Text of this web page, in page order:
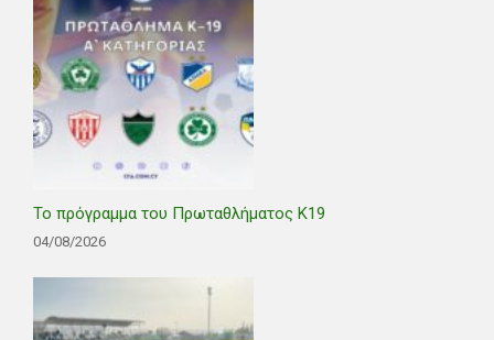
Το πρόγραμμα του Πρωταθλήματος Κ19
04/08/2026